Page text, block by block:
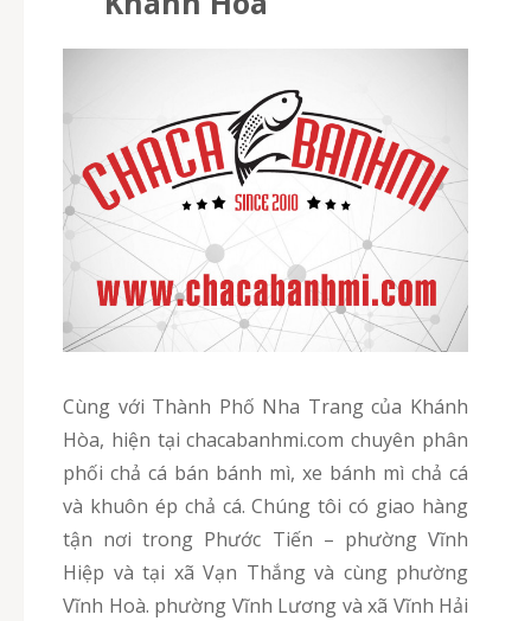
Cùng với Thành Phố Nha Trang của Khánh
Hòa, hiện tại chacabanhmi.com chuyên phân
phối chả cá bán bánh mì, xe bánh mì chả cá
và khuôn ép chả cá. Chúng tôi có giao hàng
tận nơi trong Phước Tiến – phường Vĩnh
Hiệp và tại xã Vạn Thắng và cùng phường
Vĩnh Hoà. phường Vĩnh Lương và xã Vĩnh Hải